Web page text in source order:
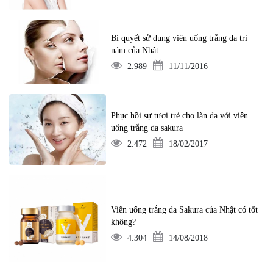
Bí quyết sử dụng viên uống trắng da trị
nám của Nhật
2.989
11/11/2016
Phục hồi sự tươi trẻ cho làn da với viên
uống trắng da sakura
2.472
18/02/2017
Viên uống trắng da Sakura của Nhật có tốt
không?
4.304
14/08/2018